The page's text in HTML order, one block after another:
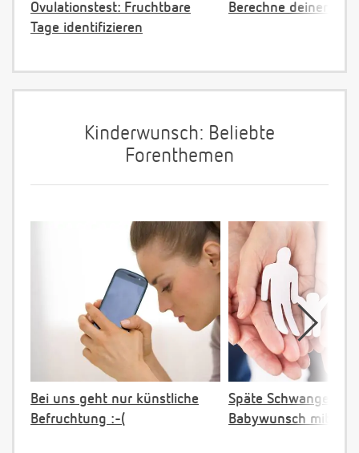
Ovulationstest: Fruchtbare
Tage identifizieren
Berechne deinen
Kinderwunsch: Beliebte
Forenthemen
Bei uns geht nur künstliche
Befruchtung :-(
Späte
Babywunsch mit 43